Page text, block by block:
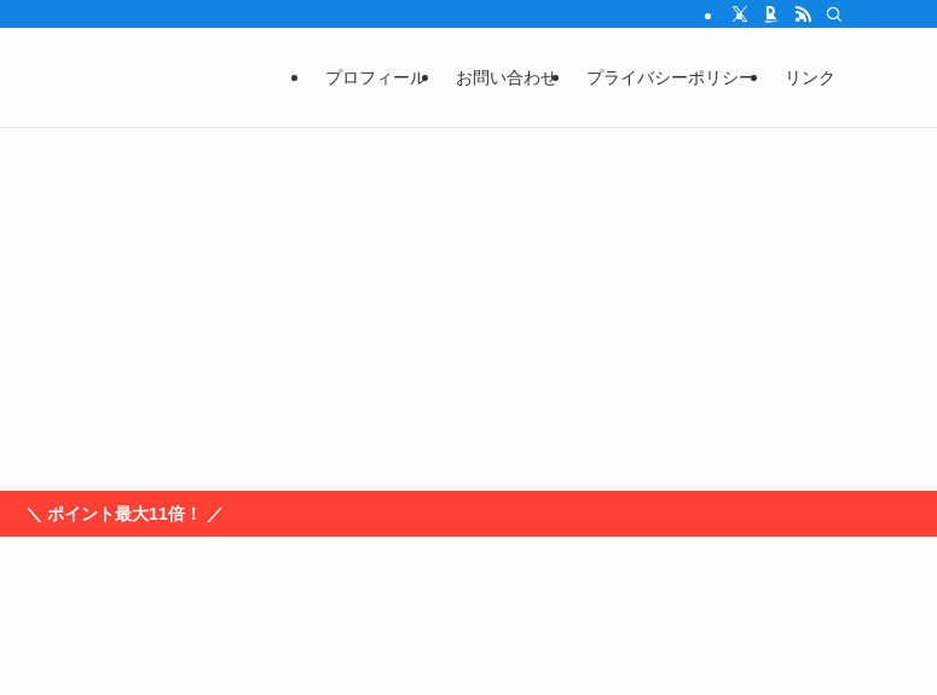
プロフィール お問い合わせ プライバシーポリシー リンク
＼ ポイント最大11倍！ ／